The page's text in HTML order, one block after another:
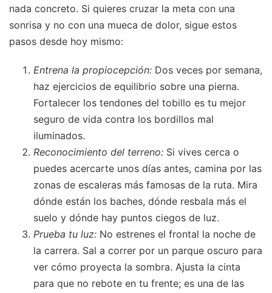
nada concreto. Si quieres cruzar la meta con una
sonrisa y no con una mueca de dolor, sigue estos
pasos desde hoy mismo:
Entrena la propiocepción: Dos veces por semana,
haz ejercicios de equilibrio sobre una pierna.
Fortalecer los tendones del tobillo es tu mejor
seguro de vida contra los bordillos mal
iluminados.
Reconocimiento del terreno: Si vives cerca o
puedes acercarte unos días antes, camina por las
zonas de escaleras más famosas de la ruta. Mira
dónde están los baches, dónde resbala más el
suelo y dónde hay puntos ciegos de luz.
Prueba tu luz: No estrenes el frontal la noche de
la carrera. Sal a correr por un parque oscuro para
ver cómo proyecta la sombra. Ajusta la cinta
para que no rebote en tu frente; es una de las